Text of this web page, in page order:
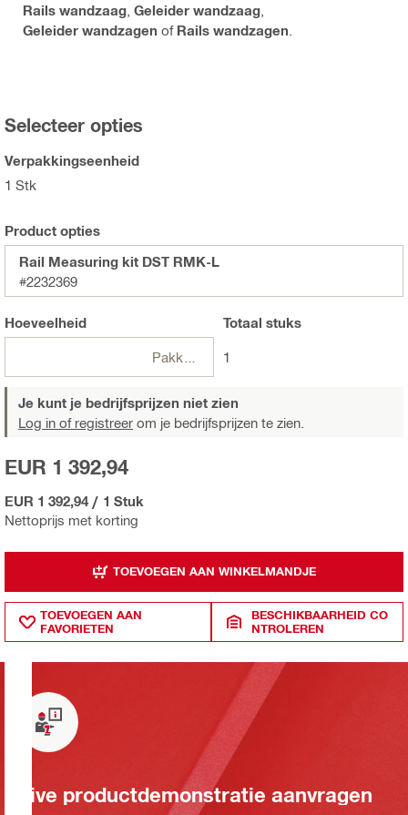
Rails wandzaag Geleider wandzaag
Geleider wandzagen of Rails wandzagen
Selecteer opties
Verpakkingseenheid
1 Stk
Product opties
Rail Measuring kit DST RMK-L
#2232369
Hoeveelheid
Pakketten
Totaal stuks
1
Je kunt je bedrijfsprijzen niet zien
Log in of registreer om je bedrijfsprijzen te zien.
Nettoprijs met korting
EUR 1 392,94
EUR 1 392,94 / 1 Stuk
TOEVOEGEN AAN WINKELMANDJE
TOEVOEGEN AAN
FAVORIETEN
BESCHIKBAARHEID CO
NTROLEREN
Live productdemonstratie aanvragen